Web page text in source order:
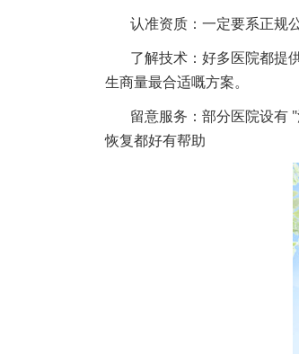
认准资质：一定要系正规
了解技术：好多医院都提
生商量最合适嘅方案。
留意服务：部分医院设有
恢复都好有帮助